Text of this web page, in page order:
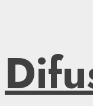
al
contenido